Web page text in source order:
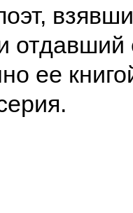
отдавший
ее